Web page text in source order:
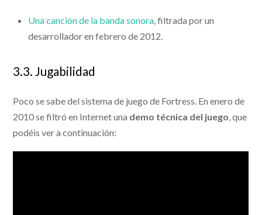
Una canción de la banda sonora , filtrada por un
desarrollador en febrero de 2012.
3.3. Jugabilidad
Poco se sabe del sistema de juego de Fortress. En enero de
2010 se filtró en Internet una demo técnica del juego , que
podéis ver a continuación: